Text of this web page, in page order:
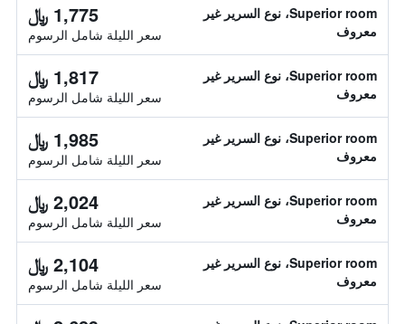
Superior room، نوع السرير غير
معروف
1,775 ﷼
سعر الليلة شامل الرسوم
Superior room، نوع السرير غير
معروف
1,817 ﷼
سعر الليلة شامل الرسوم
Superior room، نوع السرير غير
معروف
1,985 ﷼
سعر الليلة شامل الرسوم
Superior room، نوع السرير غير
معروف
2,024 ﷼
سعر الليلة شامل الرسوم
Superior room، نوع السرير غير
معروف
2,104 ﷼
سعر الليلة شامل الرسوم